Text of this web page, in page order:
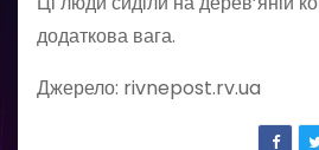
додаткова вага.
Джерело: rivnepost.rv.ua